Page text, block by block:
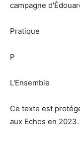
campagne
Pratique
P
L'Ensemble
Ce texte est
aux Echos en 2023.